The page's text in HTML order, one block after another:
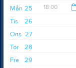
25
Mån 18:00
26
Tis
27
Ons
28
Tor
29
Fre